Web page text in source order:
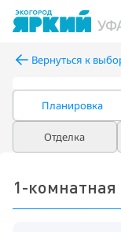
Вернуться к
Планировка
Отделка
1-комнатная